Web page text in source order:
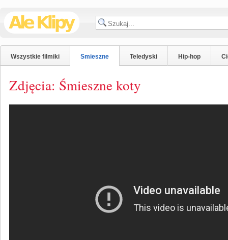
Wszystkie filmiki Smieszne Teledyski Hip-hop
Zdjęcia: Śmieszne koty